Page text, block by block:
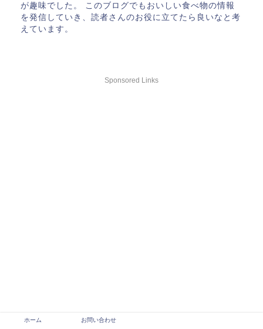
が趣味でした。 このブログでもおいしい食べ物の情報
を発信していき、読者さんのお役に立てたら良いなと考
えています。
Sponsored Links
ホーム お問い合わせ